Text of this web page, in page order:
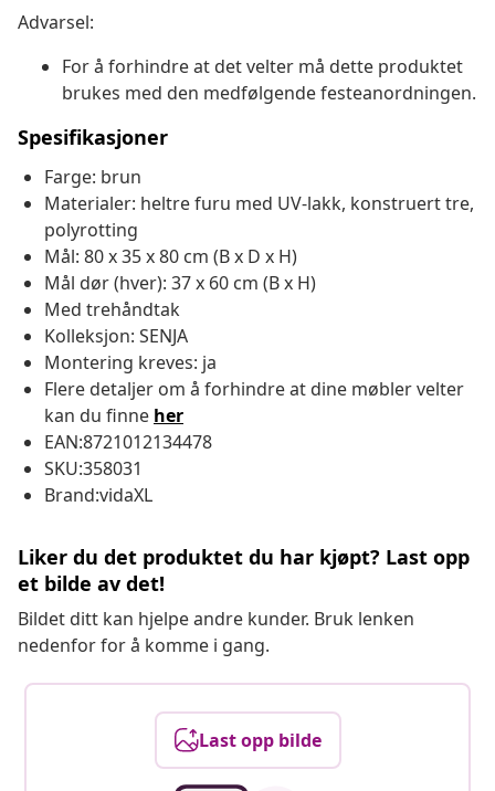
Advarsel:
For å forhindre at det velter må dette produktet
brukes med den medfølgende festeanordningen.
Spesifikasjoner
Farge: brun
Materialer: heltre furu med UV-lakk, konstruert tre,
polyrotting
Mål: 80 x 35 x 80 cm (B x D x H)
Mål dør (hver): 37 x 60 cm (B x H)
Med trehåndtak
Kolleksjon: SENJA
Montering kreves: ja
Flere detaljer om å forhindre at dine møbler velter
kan du finne her
EAN:8721012134478
SKU:358031
Brand:vidaXL
Liker du det produktet du har kjøpt? Last opp
et bilde av det!
Bildet ditt kan hjelpe andre kunder. Bruk lenken
nedenfor for å komme i gang.
Last opp bilde